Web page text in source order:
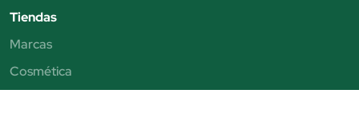
Tiendas
Marcas
Cosmética